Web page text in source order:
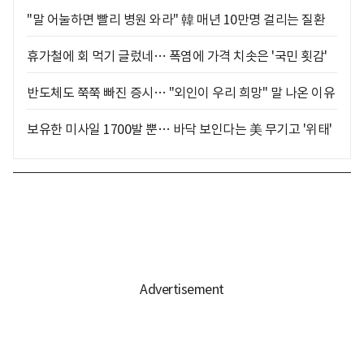
"말 어눌하면 빨리 병원 와라" 韓 매년 10만명 걸리는 질환
휴가철에 회 먹기 글렀네… 폭염에 가격 치솟은 '국민 횟감'
반도체도 쭉쭉 빠진 증시… "외인이 우리 희망" 말 나온 이유
보유한 미사일 1700발 뿐… 바닥 보인다는 美 무기고 '위태'